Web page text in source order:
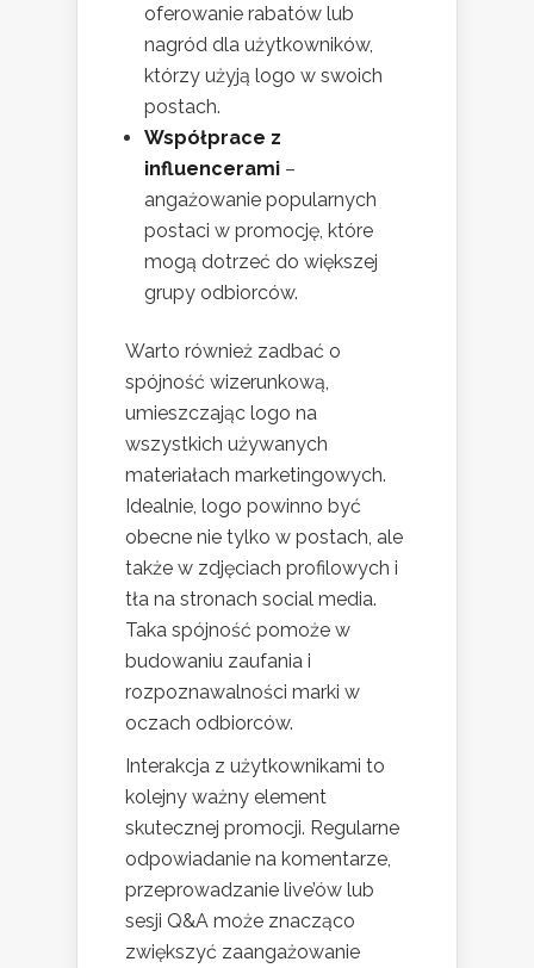
oferowanie rabatów lub
nagród dla użytkowników,
którzy użyją logo w swoich
postach.
Współprace z
influencerami –
angażowanie popularnych
postaci w promocję, które
mogą dotrzeć do większej
grupy odbiorców.
Warto również zadbać o
spójność wizerunkową,
umieszczając logo na
wszystkich używanych
materiałach marketingowych.
Idealnie, logo powinno być
obecne nie tylko w postach, ale
także w zdjęciach profilowych i
tła na stronach social media.
Taka spójność pomoże w
budowaniu zaufania i
rozpoznawalności marki w
oczach odbiorców.
Interakcja z użytkownikami to
kolejny ważny element
skutecznej promocji. Regularne
odpowiadanie na komentarze,
przeprowadzanie live’ów lub
sesji Q&A może znacząco
zwiększyć zaangażowanie